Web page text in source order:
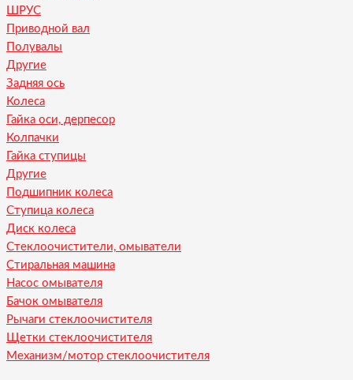
ШРУС
Приводной вал
Полувалы
Другие
Задняя ось
Колеса
Гайка оси, дерпесор
Колпачки
Гайка ступицы
Другие
Подшипник колеса
Ступица колеса
Диск колеса
Стеклоочистители, омыватели
Стиральная машина
Насос омывателя
Бачок омывателя
Рычаги стеклоочистителя
Щетки стеклоочистителя
Механизм/мотор стеклоочистителя